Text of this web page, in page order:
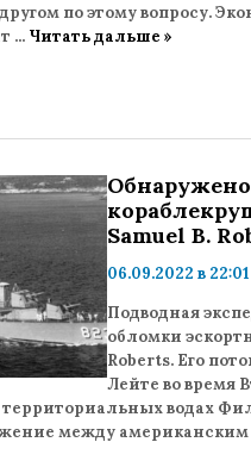
по этому вопросу.
... Читать дальше »
Samuel B.
06.09.2022 в 22:01
Подводная
обломки
Roberts. Его
Лейте во время
территориальных водах
между